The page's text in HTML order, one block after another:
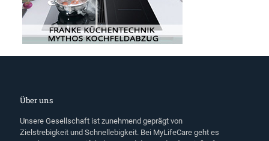
Über uns
Unsere Gesellschaft ist zunehmend geprägt von
Zielstrebigkeit und Schnellebigkeit. Bei MyLifeCare geht es